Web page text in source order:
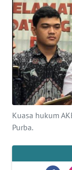
Kuasa hukum
Purba.
EKUIN
SAINS-TEKNO
KESEHATAN
SERBA-SERBI
PENDIDIKAN